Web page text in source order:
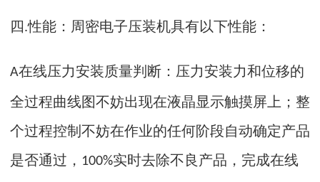
四 .性能：周密电子压装机具有以下性能：
A在线压力安装质量判断：压力安装力和位移的
全过程曲线图不妨出现在液晶显示触摸屏上；整
个过程控制不妨在作业的任何阶段自动确定产品
是否通过， 100%实时去除不良产品，完成在线